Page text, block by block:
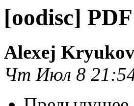
[oodisc] PDF
Alexej
Чт Июл 8